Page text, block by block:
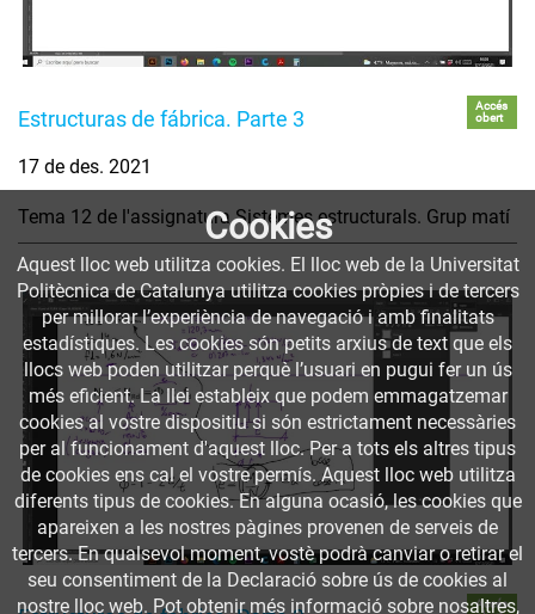
Estructuras de fábrica. Parte 3
Accés
obert
17 de des. 2021
Tema 12 de l'assignatura Sistemes estructurals. Grup matí
Accés
Cookies
Aquest lloc web utilitza cookies. El lloc web de la Universitat
Politècnica de Catalunya utilitza cookies pròpies i de tercers
per millorar l’experiència de navegació i amb finalitats
estadístiques. Les cookies són petits arxius de text que els
llocs web poden utilitzar perquè l’usuari en pugui fer un ús
més eficient. La llei estableix que podem emmagatzemar
cookies al vostre dispositiu si són estrictament necessàries
per al funcionament d'aquest lloc. Per a tots els altres tipus
de cookies ens cal el vostre permís. Aquest lloc web utilitza
diferents tipus de cookies. En alguna ocasió, les cookies que
apareixen a les nostres pàgines provenen de serveis de
tercers. En qualsevol moment, vostè podrà canviar o retirar el
seu consentiment de la Declaració sobre ús de cookies al
nostre lloc web. Pot obtenir més informació sobre nosaltres,